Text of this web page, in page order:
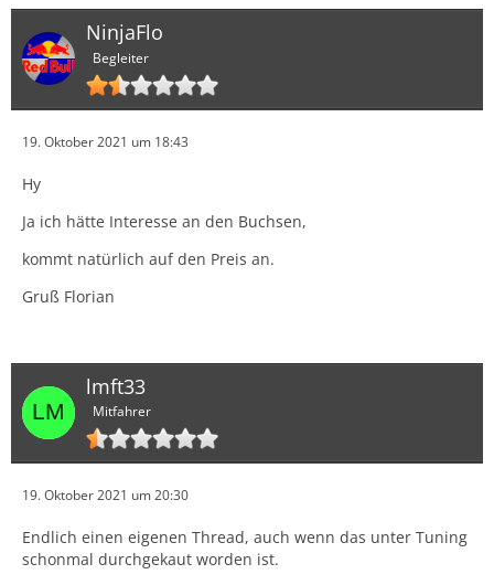
NinjaFlo
Begleiter
19. Oktober 2021 um 18:43
Hy
Ja ich hätte Interesse an den Buchsen,
kommt natürlich auf den Preis an.
Gruß Florian
lmft33
Mitfahrer
19. Oktober 2021 um 20:30
Endlich einen eigenen Thread, auch wenn das unter Tuning
schonmal durchgekaut worden ist.